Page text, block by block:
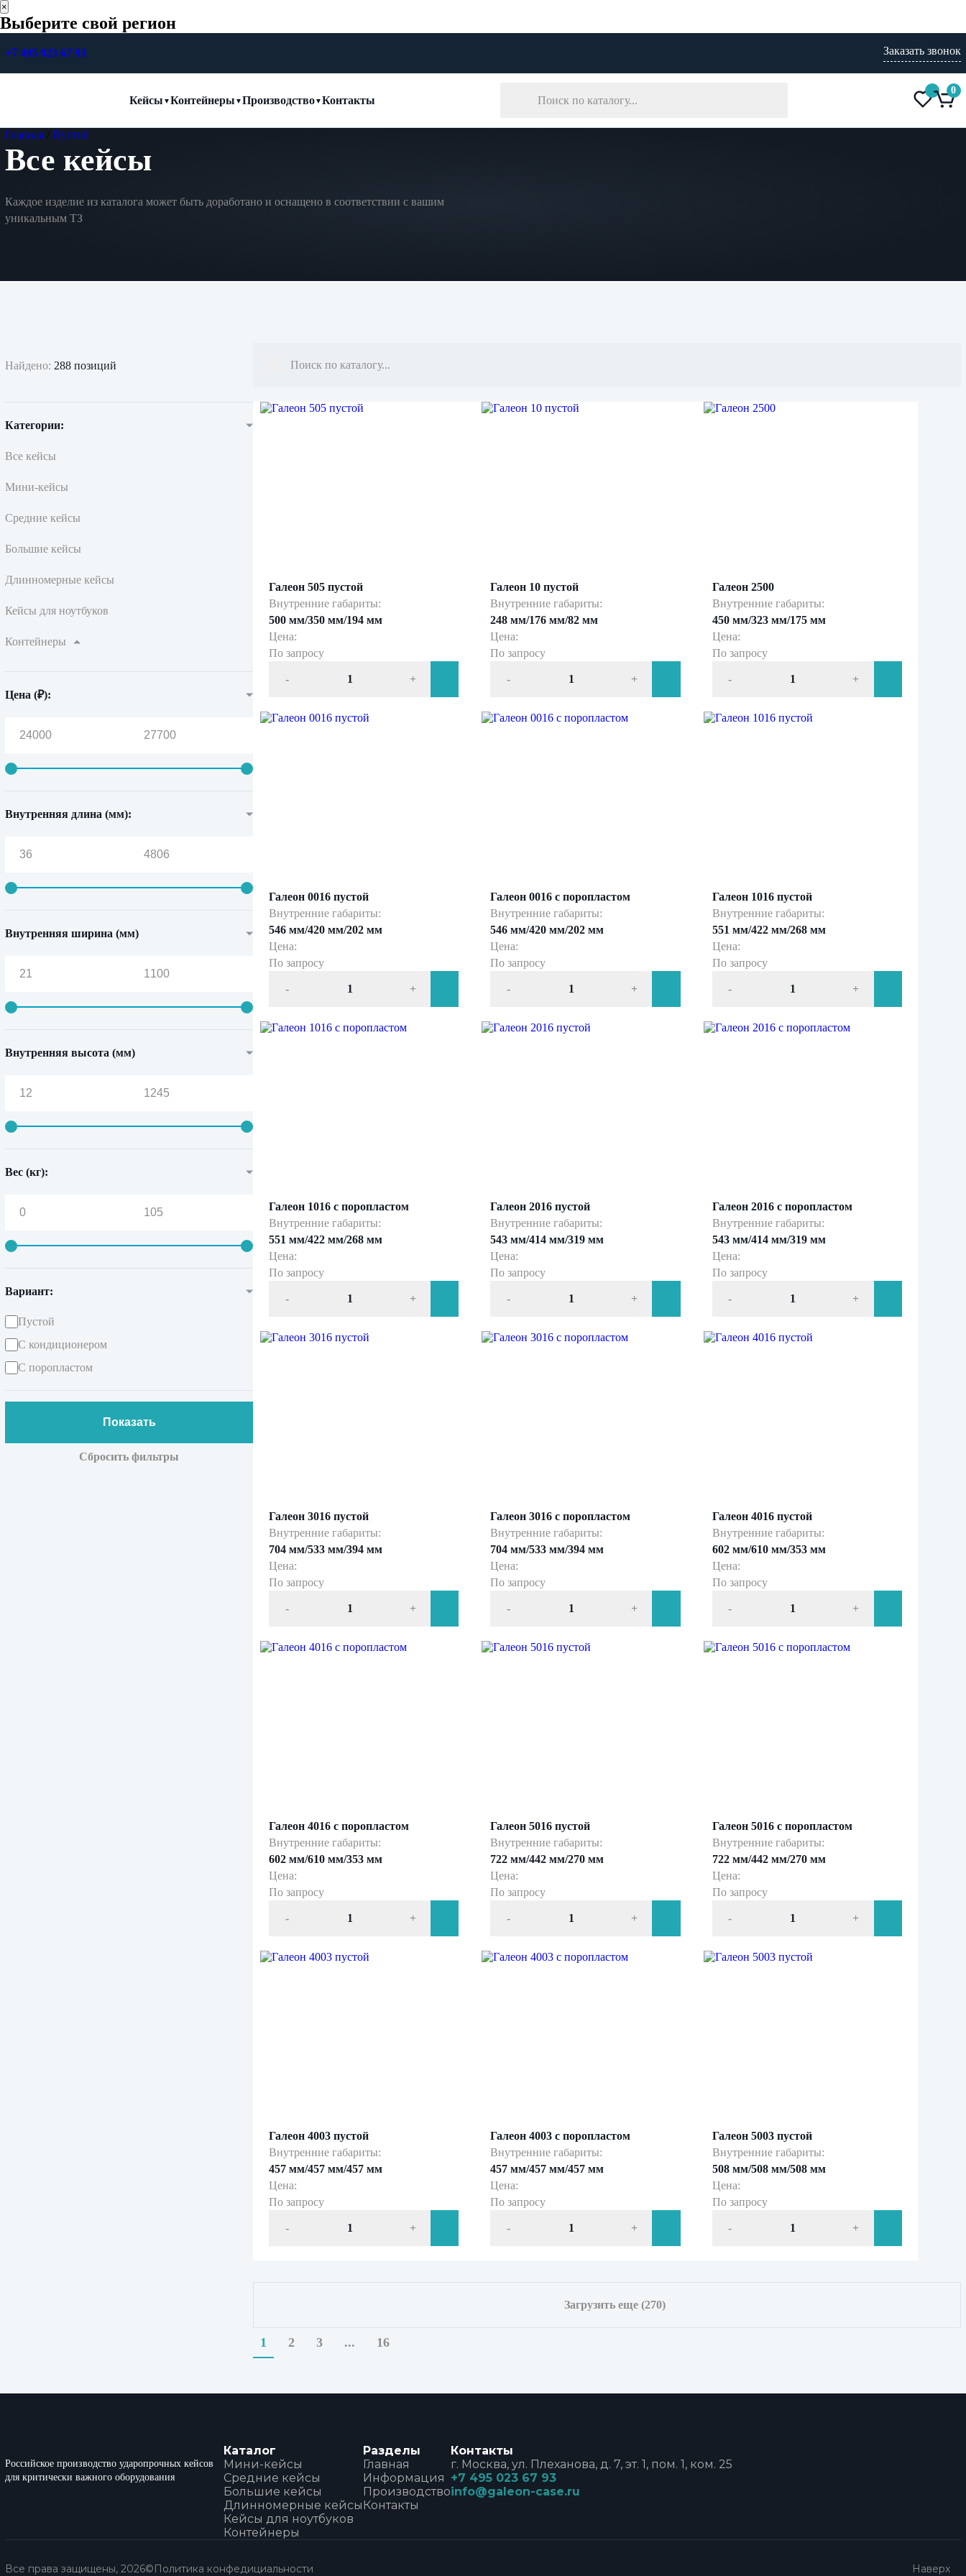
×
Выберите свой регион
+7 495 023 67 93 Заказать звонок
Кейсы Контейнеры Производство Контакты
0
Главная / Пустой
Все кейсы
Каждое изделие из каталога может быть доработано и оснащено в соответствии с вашим
уникальным ТЗ
Найдено: 288 позиций
Категории:
Все кейсы
Мини-кейсы
Средние кейсы
Большие кейсы
Длинномерные кейсы
Кейсы для ноутбуков
Контейнеры
Контейнеры Патриот МЛК
Контейнеры Патриот ПСС
Контейнеры Патриот СМС
Мобильные рабочие места
Цена (₽):
Внутренняя длина (мм):
Внутренняя ширина (мм)
Внутренняя высота (мм)
Вес (кг):
Вариант:
Пустой
С кондиционером
С поропластом
Показать
Сбросить фильтры
Галеон 505 пустой
Внутренние габариты:
500 мм/350 мм/194 мм
Цена:
По запросу
- +
Галеон 10 пустой
Внутренние габариты:
248 мм/176 мм/82 мм
Цена:
По запросу
- +
Галеон 2500
Внутренние габариты:
450 мм/323 мм/175 мм
Цена:
По запросу
- +
Галеон 0016 пустой
Внутренние габариты:
546 мм/420 мм/202 мм
Цена:
По запросу
- +
Галеон 0016 с поропластом
Внутренние габариты:
546 мм/420 мм/202 мм
Цена:
По запросу
- +
Галеон 1016 пустой
Внутренние габариты:
551 мм/422 мм/268 мм
Цена:
По запросу
- +
Галеон 1016 с поропластом
Внутренние габариты:
551 мм/422 мм/268 мм
Цена:
По запросу
- +
Галеон 2016 пустой
Внутренние габариты:
543 мм/414 мм/319 мм
Цена:
По запросу
- +
Галеон 2016 с поропластом
Внутренние габариты:
543 мм/414 мм/319 мм
Цена:
По запросу
- +
Галеон 3016 пустой
Внутренние габариты:
704 мм/533 мм/394 мм
Цена:
По запросу
- +
Галеон 3016 с поропластом
Внутренние габариты:
704 мм/533 мм/394 мм
Цена:
По запросу
- +
Галеон 4016 пустой
Внутренние габариты:
602 мм/610 мм/353 мм
Цена:
По запросу
- +
Галеон 4016 с поропластом
Внутренние габариты:
602 мм/610 мм/353 мм
Цена:
По запросу
- +
Галеон 5016 пустой
Внутренние габариты:
722 мм/442 мм/270 мм
Цена:
По запросу
- +
Галеон 5016 с поропластом
Внутренние габариты:
722 мм/442 мм/270 мм
Цена:
По запросу
- +
Галеон 4003 пустой
Внутренние габариты:
457 мм/457 мм/457 мм
Цена:
По запросу
- +
Галеон 4003 с поропластом
Внутренние габариты:
457 мм/457 мм/457 мм
Цена:
По запросу
- +
Галеон 5003 пустой
Внутренние габариты:
508 мм/508 мм/508 мм
Цена:
По запросу
- +
Загрузить еще (270)
1 2 3 ... 16
Российское производство ударопрочных кейсов
для критически важного оборудования
Каталог
Мини-кейсы
Средние кейсы
Большие кейсы
Длинномерные кейсы
Кейсы для ноутбуков
Контейнеры
Разделы
Главная
Информация
Производство
Контакты
Контакты
г. Москва, ул. Плеханова, д. 7, эт. 1, пом. 1, ком. 25
+7 495 023 67 93
info@galeon-case.ru
Все права защищены, 2026©Политика конфедициальности Наверх